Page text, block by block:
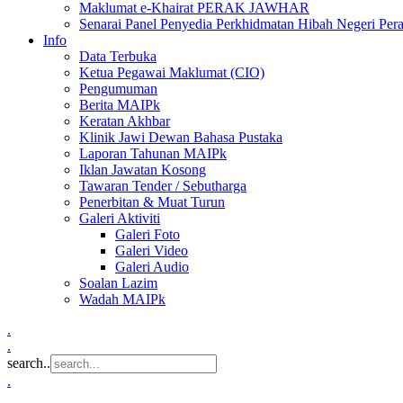
Maklumat e-Khairat PERAK JAWHAR
Senarai Panel Penyedia Perkhidmatan Hibah Negeri
Info
Data Terbuka
Ketua Pegawai Maklumat (CIO)
Pengumuman
Berita MAIPk
Keratan Akhbar
Klinik Jawi Dewan Bahasa Pustaka
Laporan Tahunan MAIPk
Iklan Jawatan Kosong
Tawaran Tender / Sebutharga
Penerbitan & Muat Turun
Galeri Aktiviti
Galeri Foto
Galeri Video
Galeri Audio
Soalan Lazim
Wadah MAIPk
.
.
search..
.